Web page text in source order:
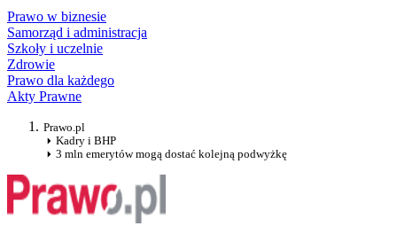
Prawo w biznesie
Samorząd i administracja
Szkoły i uczelnie
Zdrowie
Prawo dla każdego
Akty Prawne
Prawo.pl
Kadry i BHP
3 mln emerytów mogą dostać kolejną podwyżkę